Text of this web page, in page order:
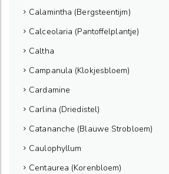
Calamintha (Bergsteentijm)
Calceolaria (Pantoffelplantje)
Caltha
Campanula (Klokjesbloem)
Cardamine
Carlina (Driedistel)
Catananche (Blauwe Strobloem)
Caulophyllum
Centaurea (Korenbloem)